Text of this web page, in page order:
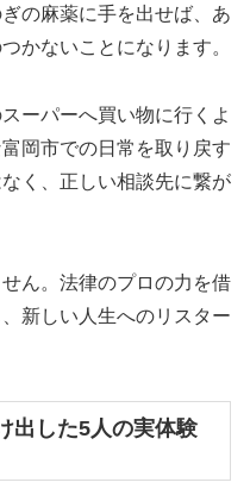
の麻薬に手を出せば、あ
かないことになります。
ーパーへ買い物に行くよ
岡市での日常を取り戻す
く、正しい相談先に繋が
ん。法律のプロの力を借
新しい人生へのリスター
出した5人の実体験